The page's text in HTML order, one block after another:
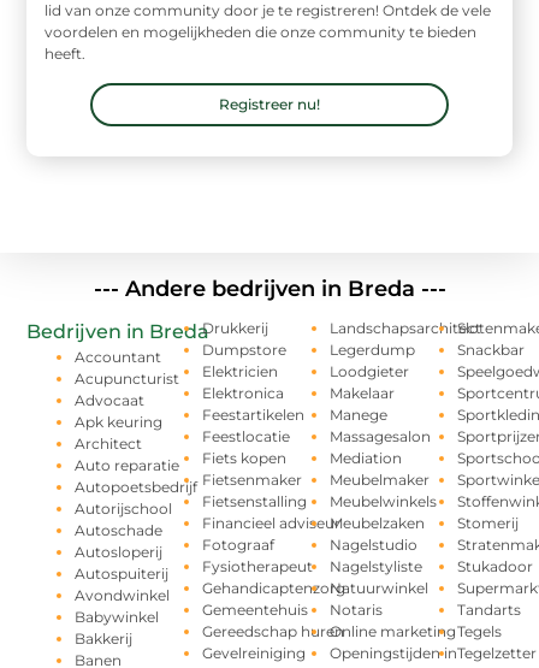
lid van onze community door je te registreren! Ontdek de vele
voordelen en mogelijkheden die onze community te bieden
heeft.
Registreer nu!
--- Andere bedrijven in Breda ---
Bedrijven in Breda
Accountant
Acupuncturist
Advocaat
Apk keuring
Architect
Auto reparatie
Autopoetsbedrijf
Autorijschool
Autoschade
Autosloperij
Autospuiterij
Avondwinkel
Babywinkel
Bakkerij
Banen
Drukkerij
Dumpstore
Elektricien
Elektronica
Feestartikelen
Feestlocatie
Fiets kopen
Fietsenmaker
Fietsenstalling
Financieel adviseur
Fotograaf
Fysiotherapeut
Gehandicaptenzorg
Gemeentehuis
Gereedschap huren
Gevelreiniging
Landschapsarchitect
Legerdump
Loodgieter
Makelaar
Manege
Massagesalon
Mediation
Meubelmaker
Meubelwinkels
Meubelzaken
Nagelstudio
Nagelstyliste
Natuurwinkel
Notaris
Online marketing
Openingstijden in
Snackbar
Stomerij
Stukadoor
Tandarts
Tegels
Tegelzetter